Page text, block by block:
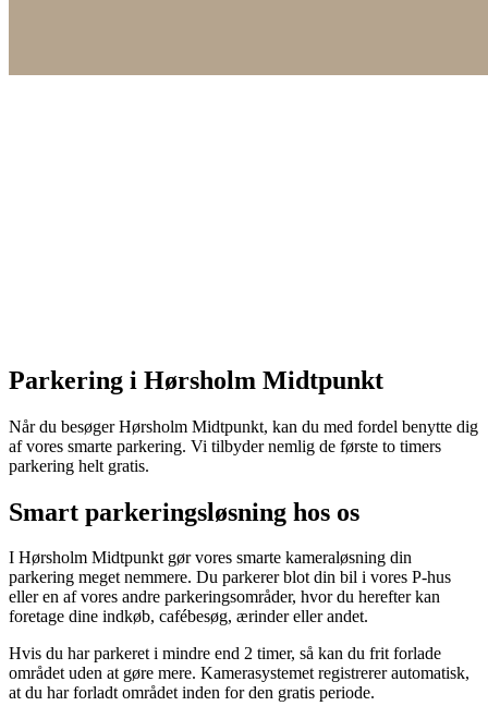
Parkering i Hørsholm Midtpunkt
Når du besøger Hørsholm Midtpunkt, kan du med fordel benytte dig
af vores smarte parkering. Vi tilbyder nemlig de første to timers
parkering helt gratis.
Smart parkeringsløsning hos os
I Hørsholm Midtpunkt gør vores smarte kameraløsning din
parkering meget nemmere. Du parkerer blot din bil i vores P-hus
eller en af vores andre parkeringsområder, hvor du herefter kan
foretage dine indkøb, cafébesøg, ærinder eller andet.
Hvis du har parkeret i mindre end 2 timer, så kan du frit forlade
området uden at gøre mere. Kamerasystemet registrerer automatisk,
at du har forladt området inden for den gratis periode.